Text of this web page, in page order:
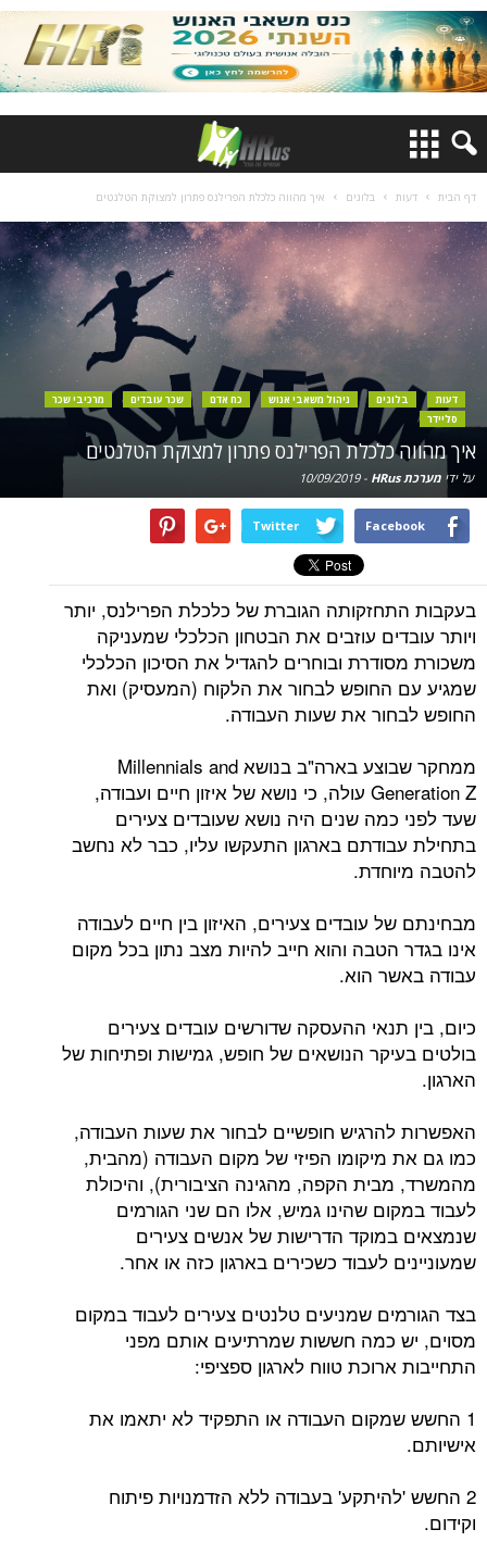
דף הבית דעות בלוגים איך מהווה כלכלת הפרילנס פתרון למצוקת הטלנטים
דעות בלוגים ניהול משאבי אנוש כח אדם שכר עובדים
מרכיבי שכר
סליידר
איך מהווה כלכלת הפרילנס פתרון למצוקת הטלנטים
על ידי מערכת HRus -
10/09/2019
Facebook
Twitter
בעקבות התחזקותה הגוברת של כלכלת הפרילנס, יותר
ויותר עובדים עוזבים את הבטחון הכלכלי שמעניקה
משכורת מסודרת ובוחרים להגדיל את הסיכון הכלכלי
שמגיע עם החופש לבחור את הלקוח (המעסיק) ואת
החופש לבחור את שעות העבודה.
ממחקר שבוצע בארה"ב בנושא Millennials and
Generation Z עולה, כי נושא של איזון חיים ועבודה,
שעד לפני כמה שנים היה נושא שעובדים צעירים
בתחילת עבודתם בארגון התעקשו עליו, כבר לא נחשב
להטבה מיוחדת.
מבחינתם של עובדים צעירים, האיזון בין חיים לעבודה
אינו בגדר הטבה והוא חייב להיות מצב נתון בכל מקום
עבודה באשר הוא.
כיום, בין תנאי ההעסקה שדורשים עובדים צעירים
בולטים בעיקר הנושאים של חופש, גמישות ופתיחות של
הארגון.
האפשרות להרגיש חופשיים לבחור את שעות העבודה,
כמו גם את מיקומו הפיזי של מקום העבודה (מהבית,
מהמשרד, מבית הקפה, מהגינה הציבורית), והיכולת
לעבוד במקום שהינו גמיש, אלו הם שני הגורמים
שנמצאים במוקד הדרישות של אנשים צעירים
שמעוניינים לעבוד כשכירים בארגון כזה או אחר.
בצד הגורמים שמניעים טלנטים צעירים לעבוד במקום
מסוים, יש כמה חששות שמרתיעים אותם מפני
התחייבות ארוכת טווח לארגון ספציפי:
1 החשש שמקום העבודה או התפקיד לא יתאמו את
אישיותם.
2 החשש 'להיתקע' בעבודה ללא הזדמנויות פיתוח
וקידום.